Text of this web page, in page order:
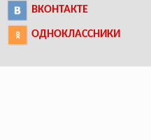
ВКОНТАКТЕ
ОДНОКЛАССНИКИ